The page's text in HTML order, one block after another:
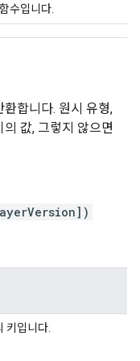
수입니다.
합니다. 원시 유형,
값, 그렇지 않으면
키입니다.